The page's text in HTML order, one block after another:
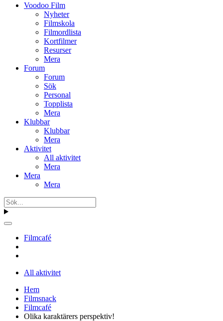
Voodoo Film
Nyheter
Filmskola
Filmordlista
Kortfilmer
Resurser
Mera
Forum
Forum
Sök
Personal
Topplista
Mera
Klubbar
Klubbar
Mera
Aktivitet
All aktivitet
Mera
Mera
Mera
Filmcafé
All aktivitet
Hem
Filmsnack
Filmcafé
Olika karaktärers perspektiv!